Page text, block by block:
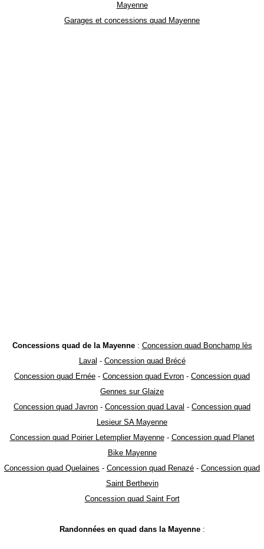
Mayenne
Garages et concessions quad Mayenne
Concessions quad de la Mayenne: Concession quad Bonchamp lès
Laval - Concession quad Brécé
Concession quad Ernée - Concession quad Evron - Concession quad
Gennes sur Glaize
Concession quad Javron - Concession quad Laval - Concession quad
Lesieur SA Mayenne
Concession quad Poirier Letemplier Mayenne- Concession quad Planet
Bike Mayenne
Concession quad Quelaines - Concession quad Renazé - Concession quad
Saint Berthevin
Concession quad Saint Fort
Randonnées en quad dans la Mayenne: